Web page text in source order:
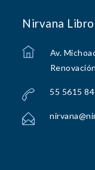
Nirvana
Av.
55 5615